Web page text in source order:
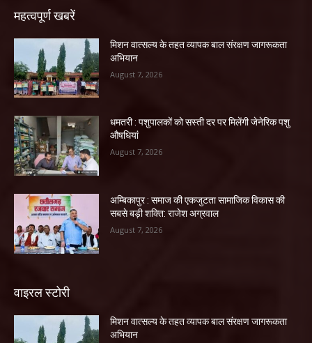
महत्वपूर्ण खबरें
मिशन वात्सल्य के तहत व्यापक बाल संरक्षण जागरूकता
अभियान
August 7, 2026
धमतरी : पशुपालकों को सस्ती दर पर मिलेंगी जेनेरिक पशु
औषधियां
August 7, 2026
अम्बिकापुर : समाज की एकजुटता सामाजिक विकास की
सबसे बड़ी शक्ति: राजेश अग्रवाल
August 7, 2026
वाइरल स्टोरी
मिशन वात्सल्य के तहत व्यापक बाल संरक्षण जागरूकता
अभियान